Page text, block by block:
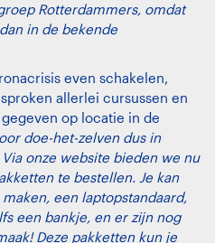
Rotterdammers, omdat
in de bekende
even schakelen,
allerlei cursussen en
op locatie in de
doe-het-zelven dus in
onze website bieden we nu
te bestellen. Je kan
een laptopstandaard,
een bankje, en er zijn nog
Deze pakketten kun je